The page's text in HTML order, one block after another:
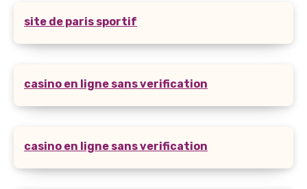
site de paris sportif
casino en ligne sans verification
casino en ligne sans verification